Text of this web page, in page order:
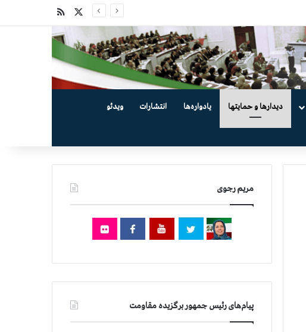
دیدارها و حمایتها یادواره‌ها انتشارات ویدئو
مریم رجوی
پیام‌های رئیس جمهور برگزیده مقاومت